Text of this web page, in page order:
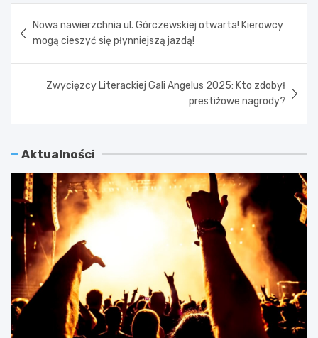
wpisu
Nowa nawierzchnia ul. Górczewskiej otwarta! Kierowcy
mogą cieszyć się płynniejszą jazdą!
Zwycięzcy Literackiej Gali Angelus 2025: Kto zdobył
prestiżowe nagrody?
Aktualności